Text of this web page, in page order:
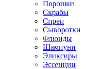
Порошки
Скрабы
Спреи
Сыворотки
Флюиды
Шампуни
Эликсиры
Эссенции